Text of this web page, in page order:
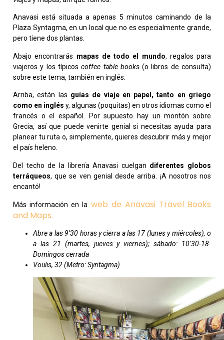
Anavasi está situada a apenas 5 minutos caminando de la
Plaza Syntagma, en un local que no es especialmente grande,
pero tiene dos plantas.
Abajo encontrarás mapas de todo el mundo, regalos para
viajeros y los típicoscoffee table books(o libros de consulta)
sobre este tema, también en inglés.
Arriba, están las guías de viaje en papel, tanto en griego
como en inglés y, algunas (poquitas) en otros idiomas como el
francés o el español. Por supuesto hay un montón sobre
Grecia, así que puede venirte genial si necesitas ayuda para
planear tu ruta o, simplemente, quieres descubrir más y mejor
el país heleno.
Del techo de la librería Anavasi cuelgan diferentes globos
terráqueos, que se ven genial desde arriba. ¡A nosotros nos
encantó!
Más información en la web de Anavasi Travel Books
and Maps
Abre a las 9’30 horas y cierra a las 17 (lunes y miércoles), o
a las 21 (martes, jueves y viernes); sábado: 10’30-18.
Domingos cerrada
Voulis, 32 (Metro: Syntagma)